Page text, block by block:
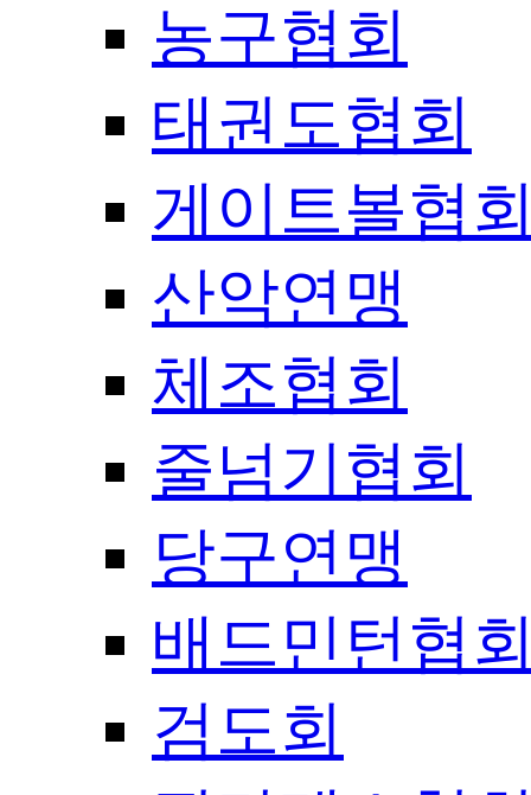
농구협회
태권도협회
게이트볼협
산악연맹
체조협회
줄넘기협회
당구연맹
배드민턴협
검도회